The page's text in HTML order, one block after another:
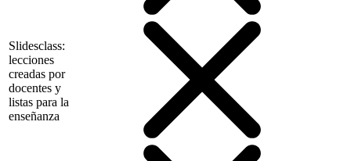
Slidesclass:
lecciones
creadas por
docentes y
listas para la
enseñanza